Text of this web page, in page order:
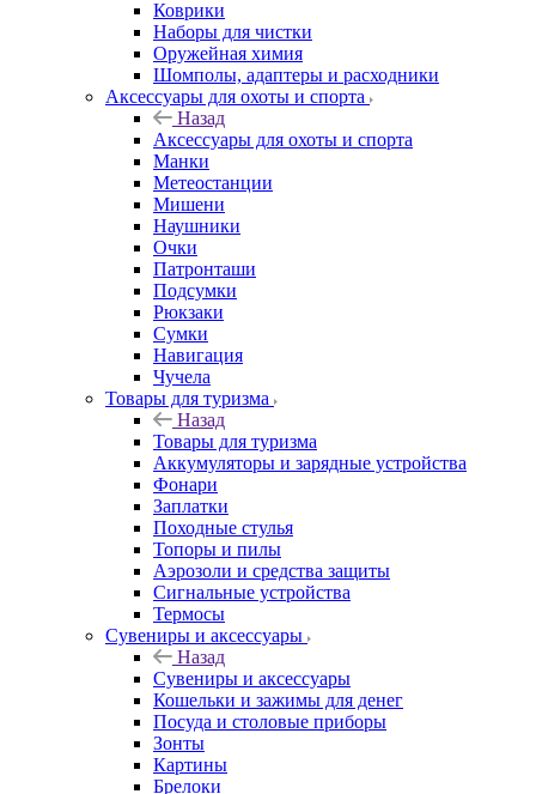
Коврики
Наборы для чистки
Оружейная химия
Шомполы, адаптеры и расходники
Аксессуары для охоты и спорта
Назад
Аксессуары для охоты и спорта
Манки
Метеостанции
Мишени
Наушники
Очки
Патронташи
Подсумки
Рюкзаки
Сумки
Навигация
Чучела
Товары для туризма
Назад
Товары для туризма
Аккумуляторы и зарядные устройства
Фонари
Заплатки
Походные стулья
Топоры и пилы
Аэрозоли и средства защиты
Сигнальные устройства
Термосы
Сувениры и аксессуары
Назад
Сувениры и аксессуары
Кошельки и зажимы для денег
Посуда и столовые приборы
Зонты
Картины
Брелоки